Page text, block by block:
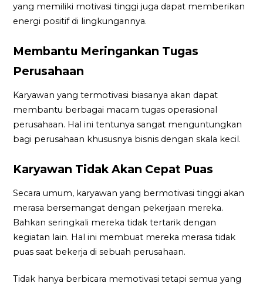
yang memiliki motivasi tinggi juga dapat memberikan
energi positif di lingkungannya.
Membantu Meringankan Tugas
Perusahaan
Karyawan yang termotivasi biasanya akan dapat
membantu berbagai macam tugas operasional
perusahaan. Hal ini tentunya sangat menguntungkan
bagi perusahaan khususnya bisnis dengan skala kecil.
Karyawan Tidak Akan Cepat Puas
Secara umum, karyawan yang bermotivasi tinggi akan
merasa bersemangat dengan pekerjaan mereka.
Bahkan seringkali mereka tidak tertarik dengan
kegiatan lain. Hal ini membuat mereka merasa tidak
puas saat bekerja di sebuah perusahaan.
Tidak hanya berbicara memotivasi tetapi semua yang